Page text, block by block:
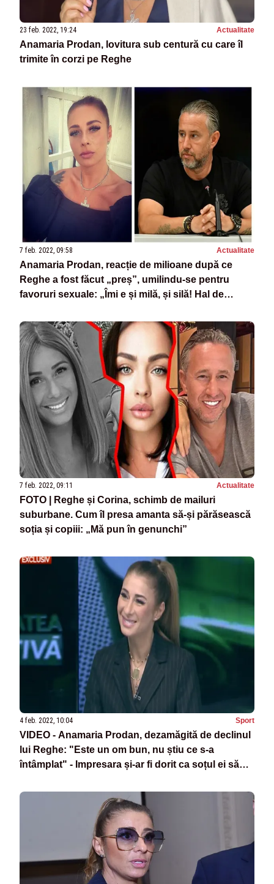
23 feb. 2022, 19:24 Actualitate
Anamaria Prodan, lovitura sub centură cu care îl
trimite în corzi pe Reghe
7 feb. 2022, 09:58 Actualitate
Anamaria Prodan, reacție de milioane după ce
Reghe a fost făcut „preș”, umilindu-se pentru
favoruri sexuale: „Îmi e și milă, și silă! Hal de
7 feb. 2022, 09:11 Actualitate
FOTO | Reghe și Corina, schimb de mailuri
suburbane. Cum îl presa amanta să-și părăsească
soția și copiii: „Mă pun în genunchi”
4 feb. 2022, 10:04 Sport
VIDEO - Anamaria Prodan, dezamăgită de declinul
lui Reghe: "Este un om bun, nu știu ce s-a
întâmplat" - Impresara și-ar fi dorit ca soțul ei să